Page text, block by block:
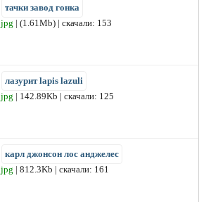
тачки завод гонка
jpg | (1.61Mb) | скачали: 153
лазурит lapis lazuli
jpg | 142.89Kb | скачали: 125
карл джонсон лос анджелес
jpg | 812.3Kb | скачали: 161